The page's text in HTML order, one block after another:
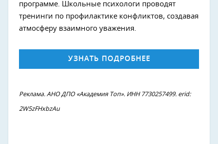
программе. Школьные психологи проводят
тренинги по профилактике конфликтов, создавая
атмосферу взаимного уважения.
УЗНАТЬ ПОДРОБНЕЕ
Реклама. АНО ДПО «Академия Топ». ИНН 7730257499. erid: ​​​​​​​
2W5zFHxbzAu